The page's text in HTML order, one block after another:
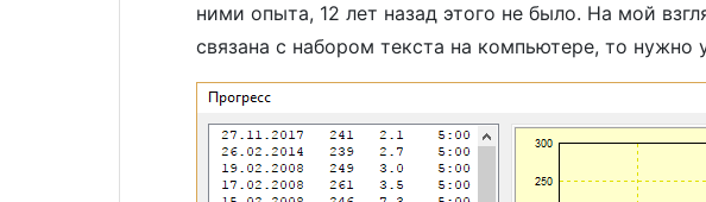
ними опыта, 12 лет назад этого не было. На мой
связана с набором текста на компьютере, то нужно